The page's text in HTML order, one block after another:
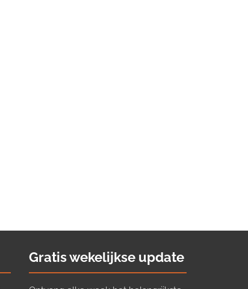
Gratis wekelijkse update